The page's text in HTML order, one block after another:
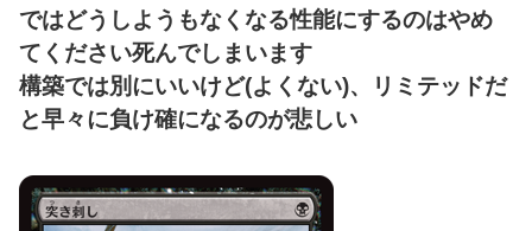
ではどうしようもなくなる性能にするのはやめ
てください死んでしまいます
構築では別にいいけど(よくない)、リミテッドだ
と早々に負け確になるのが悲しい